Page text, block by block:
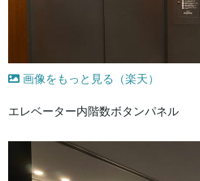
画像をもっと見る（楽天）
エレベーター内階数ボタンパネル